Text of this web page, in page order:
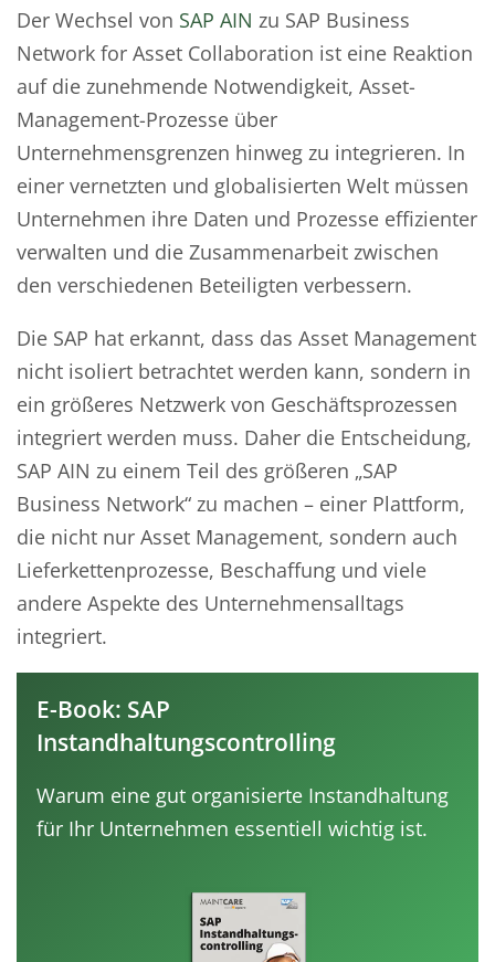
Der Wechsel von SAP AIN zu SAP Business
Network for Asset Collaboration ist eine Reaktion
auf die zunehmende Notwendigkeit, Asset-
Management-Prozesse über
Unternehmensgrenzen hinweg zu integrieren. In
einer vernetzten und globalisierten Welt müssen
Unternehmen ihre Daten und Prozesse effizienter
verwalten und die Zusammenarbeit zwischen
den verschiedenen Beteiligten verbessern.
Die SAP hat erkannt, dass das Asset Management
nicht isoliert betrachtet werden kann, sondern in
ein größeres Netzwerk von Geschäftsprozessen
integriert werden muss. Daher die Entscheidung,
SAP AIN zu einem Teil des größeren „SAP
Business Network“ zu machen – einer Plattform,
die nicht nur Asset Management, sondern auch
Lieferkettenprozesse, Beschaffung und viele
andere Aspekte des Unternehmensalltags
integriert.
E-Book: SAP
Instandhaltungscontrolling
Warum eine gut organisierte Instandhaltung
für Ihr Unternehmen essentiell wichtig ist.